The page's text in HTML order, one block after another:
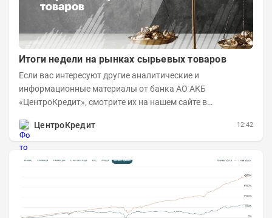
Итоги недели на рынках сырьевых товаров
Если вас интересуют другие аналитические и
информационные материалы от банка АО АКБ
«ЦентроКредит», смотрите их на нашем сайте в
ЦентроКредит
12:42